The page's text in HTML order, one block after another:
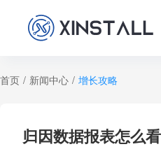
首页 / 新闻中心 / 增长攻略
归因数据报表怎么